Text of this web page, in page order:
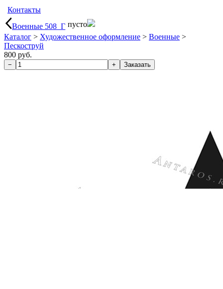
Контакты
Военные 508_Г пусто
Каталог > Художественное оформление > Военные >
Пескоструй
800 руб.